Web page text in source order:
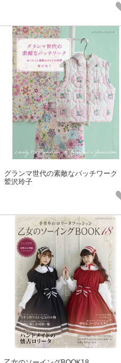
グランマ世代の素敵なパッチワーク
鷲沢玲子